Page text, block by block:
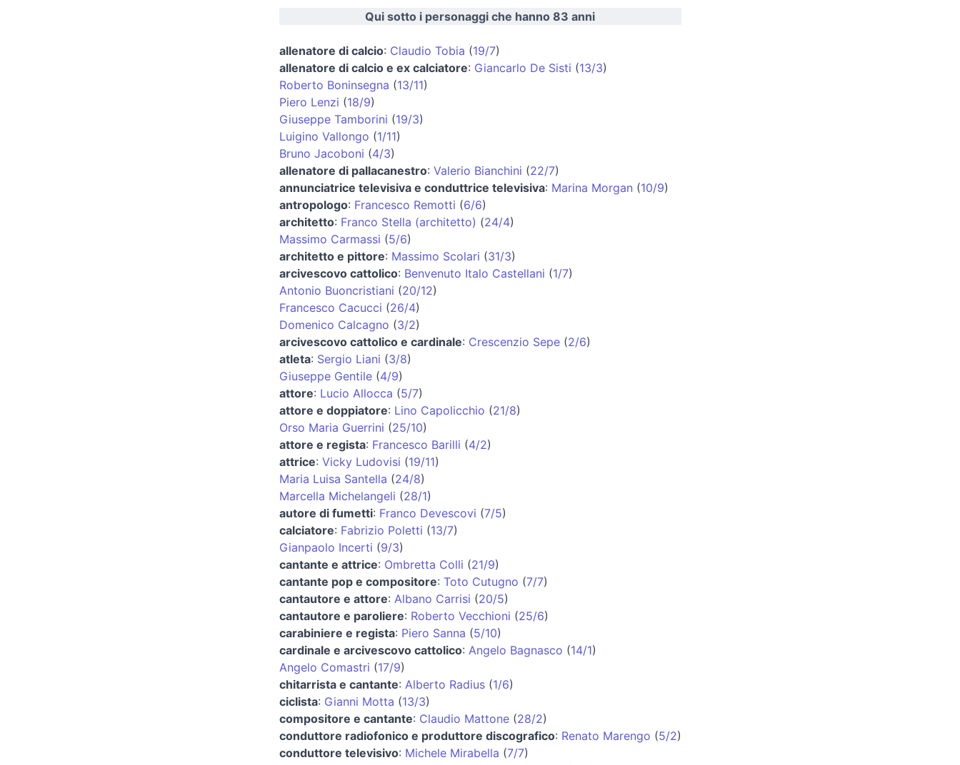
Qui sotto i personaggi che hanno 83 anni
allenatore di calcio: Claudio Tobia (19/7)
allenatore di calcio e ex calciatore: Giancarlo De Sisti (13/3)
Roberto Boninsegna (13/11)
Piero Lenzi (18/9)
Giuseppe Tamborini (19/3)
Luigino Vallongo (1/11)
Bruno Jacoboni (4/3)
allenatore di pallacanestro: Valerio Bianchini (22/7)
annunciatrice televisiva e conduttrice televisiva: Marina Morgan (10/9)
antropologo: Francesco Remotti (6/6)
architetto: Franco Stella (architetto) (24/4)
Massimo Carmassi (5/6)
architetto e pittore: Massimo Scolari (31/3)
arcivescovo cattolico: Benvenuto Italo Castellani (1/7)
Antonio Buoncristiani (20/12)
Francesco Cacucci (26/4)
Domenico Calcagno (3/2)
arcivescovo cattolico e cardinale: Crescenzio Sepe(2/6)
atleta: Sergio Liani (3/8)
Giuseppe Gentile(4/9)
attore: Lucio Allocca (5/7)
attore e doppiatore: Lino Capolicchio (21/8)
Orso Maria Guerrini (25/10)
attore e regista: Francesco Barilli (4/2)
attrice: Vicky Ludovisi (19/11)
Maria Luisa Santella (24/8)
Marcella Michelangeli (28/1)
autore di fumetti: Franco Devescovi (7/5)
calciatore: Fabrizio Poletti (13/7)
Gianpaolo Incerti (9/3)
cantante e attrice: Ombretta Colli (21/9)
cantante pop e compositore: Toto Cutugno (7/7)
cantautore e attore: Albano Carrisi (20/5)
cantautore e paroliere: Roberto Vecchioni (25/6)
carabiniere e regista: Piero Sanna (5/10)
cardinale e arcivescovo cattolico: Angelo Bagnasco (14/1)
Angelo Comastri (17/9)
chitarrista e cantante: Alberto Radius(1/6)
ciclista: Gianni Motta (13/3)
compositore e cantante: Claudio Mattone(28/2)
conduttore radiofonico e produttore discografico: Renato Marengo (5/2)
conduttore televisivo: Michele Mirabella (7/7)